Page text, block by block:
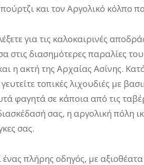
και τον Αργολικό κόλπο
για τις καλοκαιρινές
στις διασημότερες παραλίες
η ακτή της Αρχαίας Ασίνης.
τοπικές λιχουδιές με
φαγητά σε κάποια από τις
σας, η αργολική πόλη
σας.
πλήρης οδηγός, με